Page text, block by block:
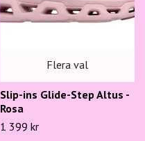
Flera val
Slip-ins Glide-Step Altus -
Rosa
1 399 kr